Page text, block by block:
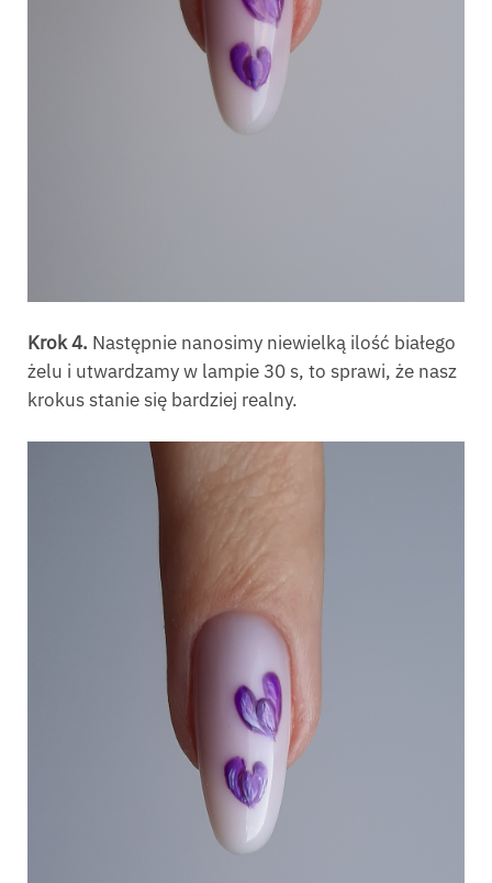
Krok 4. Następnie nanosimy niewielką ilość białego
żelu i utwardzamy w lampie 30 s, to sprawi, że nasz
krokus stanie się bardziej realny.